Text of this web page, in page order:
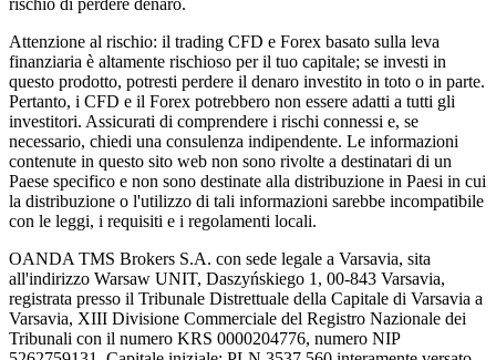
Attenzione al rischio: il trading CFD e Forex basato sulla leva
finanziaria è altamente rischioso per il tuo capitale; se investi in
questo prodotto, potresti perdere il denaro investito in toto o in parte.
Pertanto, i CFD e il Forex potrebbero non essere adatti a tutti gli
investitori. Assicurati di comprendere i rischi connessi e, se
necessario, chiedi una consulenza indipendente. Le informazioni
contenute in questo sito web non sono rivolte a destinatari di un
Paese specifico e non sono destinate alla distribuzione in Paesi in cui
la distribuzione o l'utilizzo di tali informazioni sarebbe incompatibile
con le leggi, i requisiti e i regolamenti locali.
OANDA TMS Brokers S.A. con sede legale a Varsavia, sita
all'indirizzo Warsaw UNIT, Daszyńskiego 1, 00-843 Varsavia,
registrata presso il Tribunale Distrettuale della Capitale di Varsavia a
Varsavia, XIII Divisione Commerciale del Registro Nazionale dei
Tribunali con il numero KRS 0000204776, numero NIP